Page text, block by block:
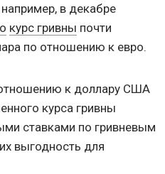
в декабре
курс гривны почти
по отношению к евро.
к доллару США
курса гривны
ставками по гривневым
выгодность для